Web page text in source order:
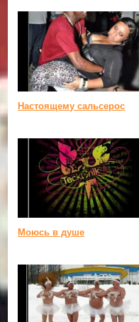
Настоящему сальсерос
Моюсь в душе